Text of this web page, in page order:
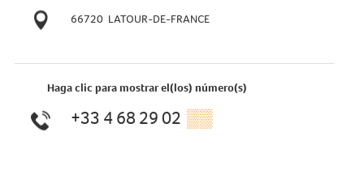
66720 LATOUR-DE-FRANCE
Haga clic para mostrar el(los) número(s)
+33 4 68 29 02 ▒▒